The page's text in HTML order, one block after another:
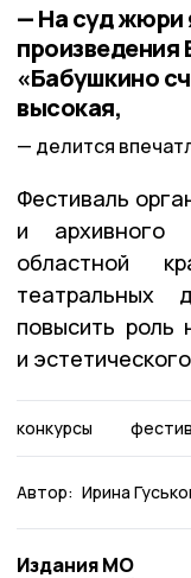
— На суд жюри
произведения
«Бабушкино
высокая,
делится
Фестиваль
и архивного
областной
повысить роль
и
конкурсы
Автор: Ирина
Издания МО